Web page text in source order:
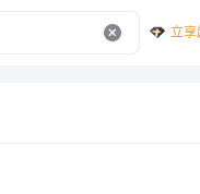
立享